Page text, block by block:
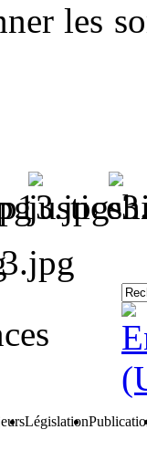
les
Législation